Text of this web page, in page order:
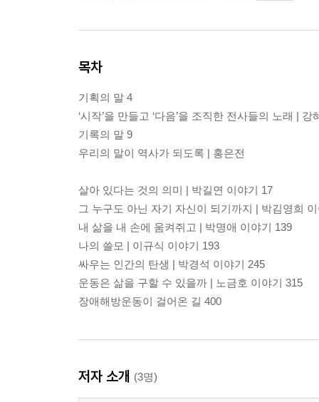
목차
기획의 말 4
‘시작’을 만들고 ‘다음’을 조직한 전사들의 노래 |
기록의 말 9
우리의 말이 역사가 되도록 | 홍은전
살아 있다는 것의 의미 | 박길연 이야기 17
그 누구도 아닌 자기 자신이 되기까지 | 박김영희
내 삶을 내 손에 움켜쥐고 | 박명애 이야기 139
나의 쓸모 | 이규식 이야기 193
싸우는 인간의 탄생 | 박경석 이야기 245
운동은 삶을 구할 수 있을까 | 노금호 이야기 315
장애해방운동이 걸어온 길 400
저자 소개 (3명)